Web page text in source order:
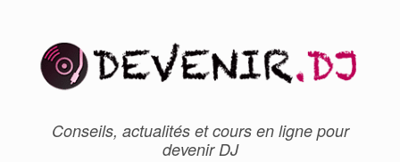
Conseils, actualités et cours en ligne pour
devenir DJ